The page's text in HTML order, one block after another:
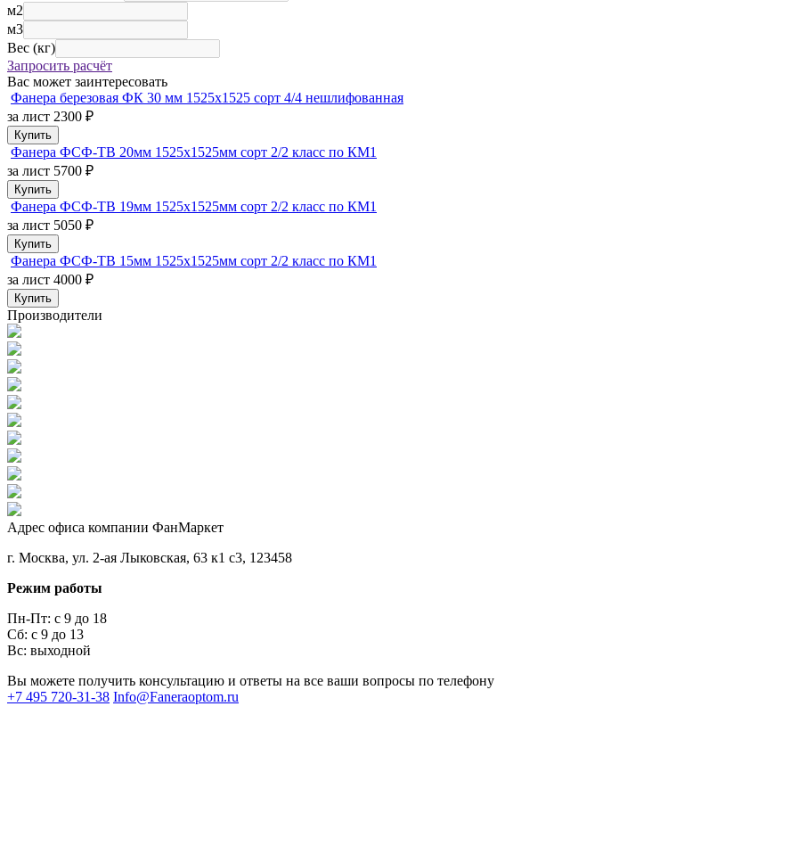
м2
м3
Вес (кг)
Запросить расчёт
Вас может заинтересовать
Фанера березовая ФК 30 мм 1525х1525 сорт 4/4 нешлифованная
за лист 2300 ₽
Купить
Фанера ФСФ-ТВ 20мм 1525х1525мм сорт 2/2 класс по КМ1
за лист 5700 ₽
Купить
Фанера ФСФ-ТВ 19мм 1525х1525мм сорт 2/2 класс по КМ1
за лист 5050 ₽
Купить
Фанера ФСФ-ТВ 15мм 1525х1525мм сорт 2/2 класс по КМ1
за лист 4000 ₽
Купить
Производители
Адрес офиса компании ФанМаркет
г. Москва, ул. 2-ая Лыковская, 63 к1 с3, 123458
Режим работы
Пн-Пт: с 9 до 18
Сб: с 9 до 13
Вс: выходной
Вы можете получить консультацию и ответы на все ваши вопросы по телефону
+7 495 720-31-38 Info@Faneraoptom.ru